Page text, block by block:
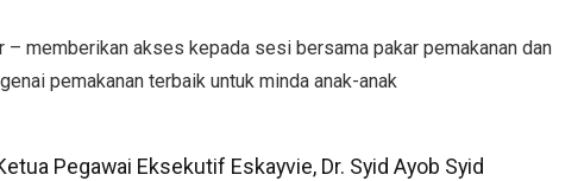
– memberikan akses kepada sesi bersama pakar pemakanan dan
pemakanan terbaik untuk minda anak-anak
Pegawai Eksekutif Eskayvie, Dr. Syid Ayob Syid